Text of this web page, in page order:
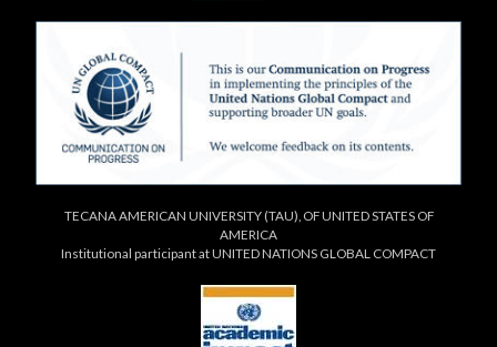
TECANA AMERICAN UNIVERSITY (TAU), OF UNITED STATES OF
AMERICA
Institutional participant at UNITED NATIONS GLOBAL COMPACT